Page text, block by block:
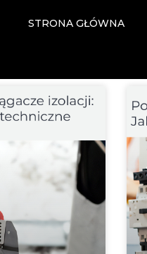
STRONA GŁÓWNA